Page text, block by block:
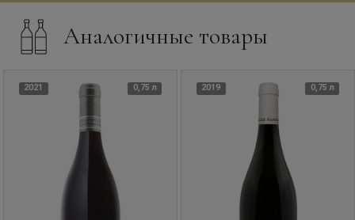
Аналогичные товары
2021 0,75 л 2019 0,75 л